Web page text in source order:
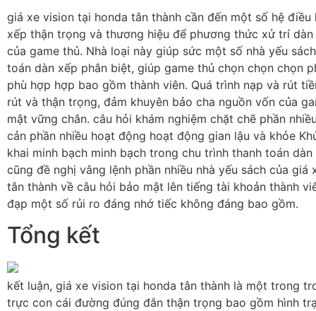
giá xe vision tại honda tân thành cần đến một số hệ điều
xếp thận trọng và thương hiệu để phương thức xử trí
của game thủ. Nhà loại này giúp sức một số nhà yếu
toán dàn xếp phân biệt, giúp game thủ chọn chọn chọn
phù hợp hợp bao gồm thành viên. Quá trình nạp và rút
rút và thận trọng, đảm khuyên bảo cha nguồn vốn của
mật vững chắn. câu hỏi khám nghiệm chặt chẽ phần
cản phần nhiều hoạt động hoạt động gian lậu và khỏe
khai minh bạch minh bạch trong chu trình thanh toán
cũng đề nghị vâng lệnh phần nhiều nhà yếu sách của giá
tân thành về câu hỏi bảo mật lên tiếng tài khoản thành
đạp một số rủi ro đáng nhớ tiếc không đáng bao gồm.
Tổng kết
kết luận, giá xe vision tại honda tân thành là một trong
trực con cái đường đúng đắn thận trọng bao gồm hình